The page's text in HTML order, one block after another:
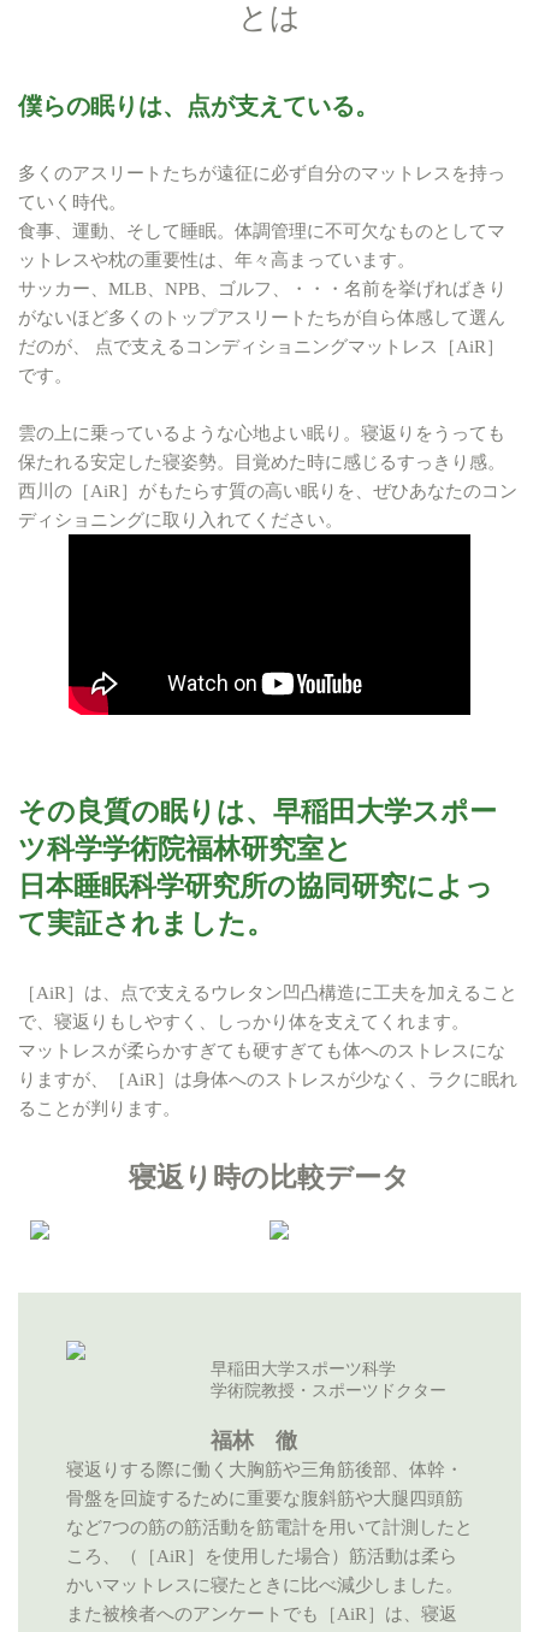
とは
僕らの眠りは、点が支えている。
多くのアスリートたちが遠征に必ず自分のマットレスを持っ
ていく時代。
食事、運動、そして睡眠。体調管理に不可欠なものとしてマ
ットレスや枕の重要性は、年々高まっています。
サッカー、MLB、NPB、ゴルフ、・・・名前を挙げればきり
がないほど多くのトップアスリートたちが自ら体感して選ん
だのが、 点で支えるコンディショニングマットレス［AiR］
です。
雲の上に乗っているような心地よい眠り。寝返りをうっても
保たれる安定した寝姿勢。目覚めた時に感じるすっきり感。
西川の［AiR］がもたらす質の高い眠りを、ぜひあなたのコン
ディショニングに取り入れてください。
その良質の眠りは、早稲田大学スポー
ツ科学学術院福林研究室と
日本睡眠科学研究所の協同研究によっ
て実証されました。
［AiR］は、点で支えるウレタン凹凸構造に工夫を加えること
で、寝返りもしやすく、しっかり体を支えてくれます。
マットレスが柔らかすぎても硬すぎても体へのストレスにな
りますが、［AiR］は身体へのストレスが少なく、ラクに眠れ
ることが判ります。
寝返り時の比較データ
早稲田大学スポーツ科学
学術院教授・スポーツドクター
福林 徹
寝返りする際に働く大胸筋や三角筋後部、体幹・
骨盤を回旋するために重要な腹斜筋や大腿四頭筋
など7つの筋の筋活動を筋電計を用いて計測したと
ころ、（［AiR］を使用した場合）筋活動は柔ら
かいマットレスに寝たときに比べ減少しました。
また被検者へのアンケートでも［AiR］は、寝返